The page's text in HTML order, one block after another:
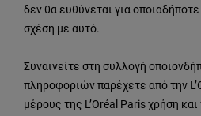
δεν θα ευθύνεται για
σχέση με αυτό.
Συναινείτε στη συλλογή
πληροφοριών παρέχετε από την
μέρους της L’Oréal Paris χρήση